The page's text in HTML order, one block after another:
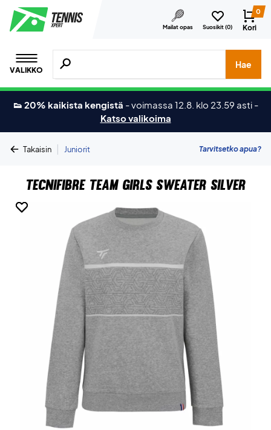
Mailat opas Suosikit (0)
0
Kori
VALIKKO
Hae tuotteita, merkkejä jne.
Hae
👟 20% kaikista kengistä -voimassa 12.8. klo 23.59 asti -
Katso valikoima
Takaisin | Juniorit Tarvitsetko apua?
Tecnifibre Team Girls Sweater Silver